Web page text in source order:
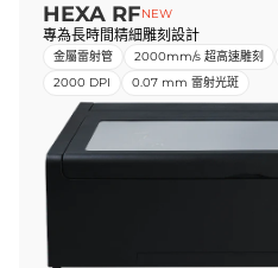
HEXA RFNEW
專為長時間精細雕刻設計
金屬雷射管 2000mm/s 超高速雕刻
2000 DPI
0.07 mm 雷射光斑